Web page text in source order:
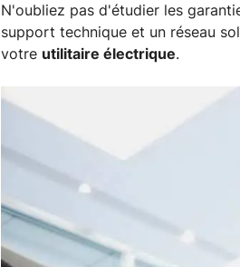
N'oubliez pas d'étudier les
support technique et un réseau
votre utilitaire électrique.